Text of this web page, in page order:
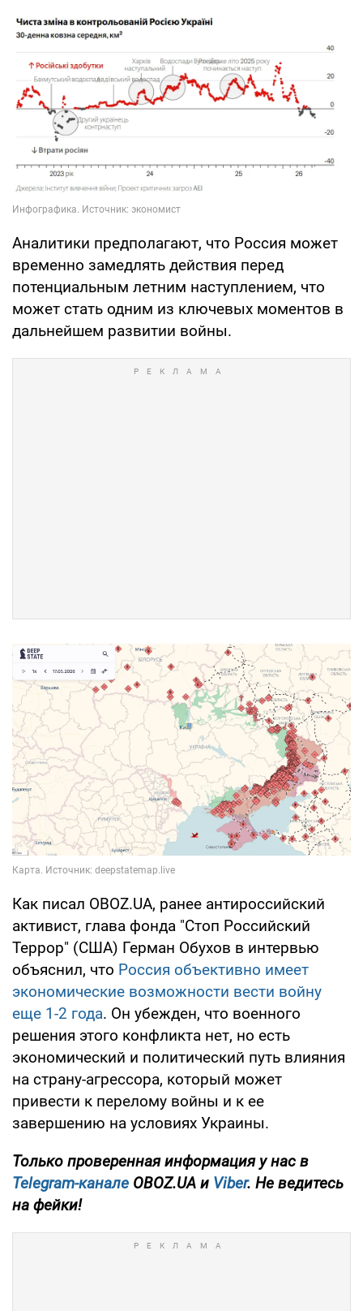
Аналитики предполагают, что Россия может
временно замедлять действия перед
потенциальным летним наступлением, что
может стать одним из ключевых моментов в
дальнейшем развитии войны.
Как писал OBOZ.UA, ранее антироссийский
активист, глава фонда "Стоп Российский
Террор" (США) Герман Обухов в интервью
объяснил, что Россия объективно имеет
экономические возможности вести войну
еще 1-2 года. Он убежден, что военного
решения этого конфликта нет, но есть
экономический и политический путь влияния
на страну-агрессора, который может
привести к перелому войны и к ее
завершению на условиях Украины.
Только проверенная информация у нас в
Telegram-канале OBOZ.UA и Viber. Не ведитесь
на фейки!